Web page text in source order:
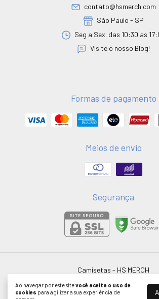
Ao navegar por este sitevocê aceita o uso de
cookies para agilizar a sua experiência de
contato@hsmerch.com
São Paulo - SP
Seg a Sex. das 10:30 as
Visite o nosso Blog!
Formas de pagamento
Meios de envio
Segurança
Camisetas - HS MERCH